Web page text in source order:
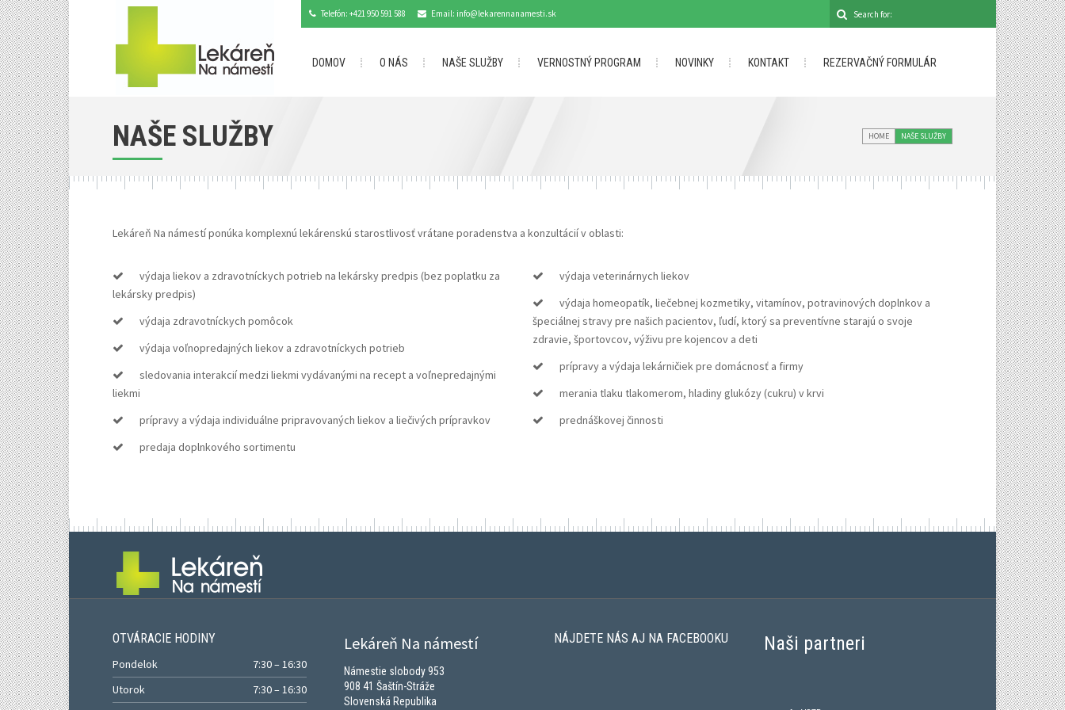
Telefón: +421 950 591 588 Email: info@lekarennanamesti.sk
DOMOV O NÁS NAŠE SLUŽBY VERNOSTNÝ PROGRAM NOVINKY KONTAKT REZERVAČNÝ FORMULÁR
NAŠE SLUŽBY HOME NAŠE SLUŽBY
Lekáreň Na námestí ponúka komplexnú lekárenskú starostlivosť vrátane poradenstva a konzultácií v oblasti:
výdaja liekov a zdravotníckych potrieb na lekársky predpis (bez poplatku za
lekársky predpis)
výdaja zdravotníckych pomôcok
výdaja voľnopredajných liekov a zdravotníckych potrieb
sledovania interakcií medzi liekmi vydávanými na recept a voľnepredajnými
liekmi
prípravy a výdaja individuálne pripravovaných liekov a liečivých prípravkov
predaja doplnkového sortimentu
výdaja veterinárnych liekov
výdaja homeopatík, liečebnej kozmetiky, vitamínov, potravinových doplnkov a
špeciálnej stravy pre našich pacientov, ľudí, ktorý sa preventívne starajú o svoje
zdravie, športovcov, výživu pre kojencov a deti
prípravy a výdaja lekárničiek pre domácnosť a firmy
merania tlaku tlakomerom, hladiny glukózy (cukru) v krvi
prednáškovej činnosti
OTVÁRACIE HODINY
Pondelok
7:30 – 16:30
Utorok
7:30 – 16:30
Lekáreň Na námestí
Námestie slobody 953
908 41 Šaštín-Stráže
Slovenská Republika
NÁJDETE NÁS AJ NA FACEBOOKU Naši partneri